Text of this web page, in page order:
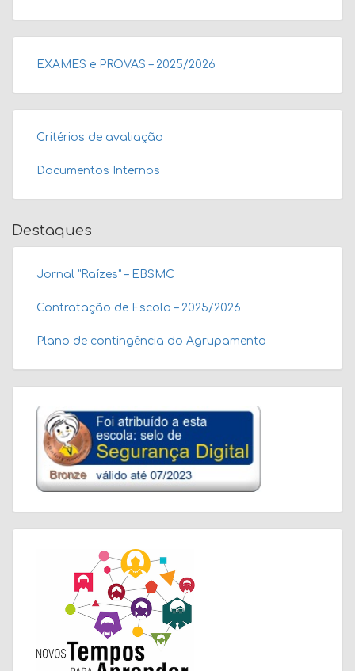
EXAMES e PROVAS – 2025/2026
Critérios de avaliação
Documentos Internos
Destaques
Jornal “Raízes” – EBSMC
Contratação de Escola – 2025/2026
Plano de contingência do Agrupamento